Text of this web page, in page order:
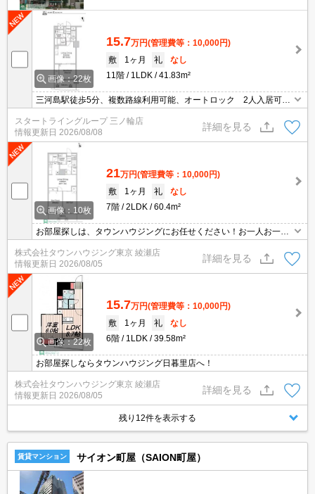
画像：22枚
15.7万円(管理費等：10,000円)
敷
1ヶ月 礼
なし
11階
1LDK 41.83m²
三河島駅徒歩5分、複数路線利用可能、オートロック 2人入居可
宅配BOX 追い焚きバス 独立洗面台
スタートライングループ 三ノ輪店
情報更新日 2026/08/08
詳細を見る
画像：10枚
21万円(管理費等：10,000円)
敷
1ヶ月 礼
なし
7階
2LDK 60.4m²
お部屋探しは、タウンハウジングにお任せください！お一人お一人
様に合ったお部屋をお探し致します。分からないことは何でもご相
談くださいませ。
株式会社タウンハウジング東京 綾瀬店
情報更新日 2026/08/05
詳細を見る
画像：22枚
15.7万円(管理費等：10,000円)
敷
1ヶ月 礼
なし
6階
1LDK 39.58m²
お部屋探しならタウンハウジング日暮里店へ！
株式会社タウンハウジング東京 綾瀬店
情報更新日 2026/08/05
詳細を見る
残り12件を表示する
賃貸マンション サイオン町屋（SAION町屋）